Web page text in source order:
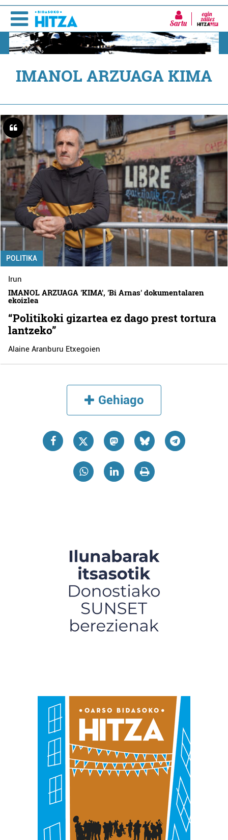
Sartu
IMANOL ARZUAGA KIMA
POLITIKA
Irun
IMANOL ARZUAGA 'KIMA', 'Bi Arnas' dokumentalaren
ekoizlea
“Politikoki gizartea ez dago prest tortura
lantzeko”
Alaine Aranburu Etxegoien
Gehiago